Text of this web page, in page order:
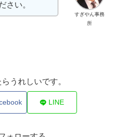
すぎやん事務
所
さい。
うれしいです。
LINE